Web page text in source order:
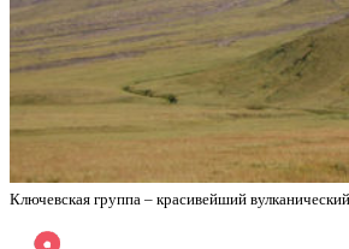
Ключевская группа – красивейший